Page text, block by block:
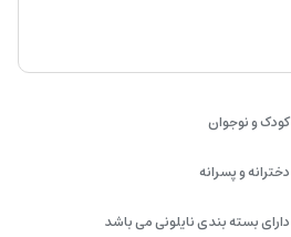
کودک و نوجوان
دخترانه و پسرانه
دارای بسته بندی نایلونی می باشد